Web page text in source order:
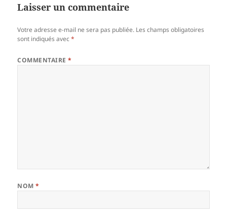
Laisser un commentaire
Votre adresse e-mail ne sera pas publiée. Les champs obligatoires
sont indiqués avec*
COMMENTAIRE*
NOM*